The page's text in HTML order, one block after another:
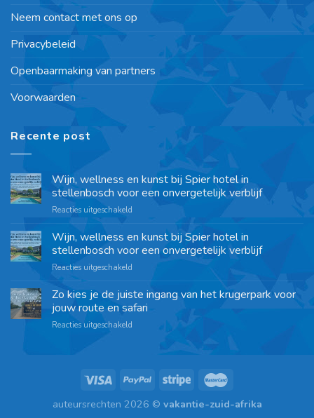
Neem contact met ons op
Privacybeleid
Openbaarmaking van partners
Voorwaarden
Recente post
Wijn, wellness en kunst bij Spier hotel in
stellenbosch voor een onvergetelijk verblijf
Reacties uitgeschakeld
Wijn, wellness en kunst bij Spier hotel in
stellenbosch voor een onvergetelijk verblijf
Reacties uitgeschakeld
Zo kies je de juiste ingang van het krugerpark voor
jouw route en safari
Reacties uitgeschakeld
auteursrechten 2026 © vakantie-zuid-afrika